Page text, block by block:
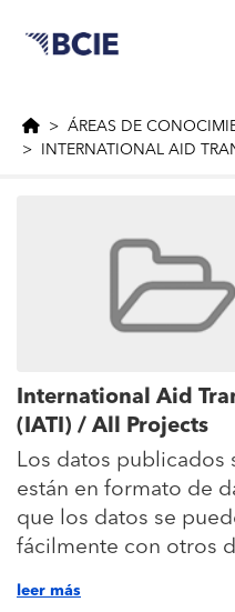
ÁREAS DE
INTERNATIONAL AID
International Aid
(IATI) / All Projects
Los datos publicados
están en formato de
que los datos se
fácilmente con otros
leer más